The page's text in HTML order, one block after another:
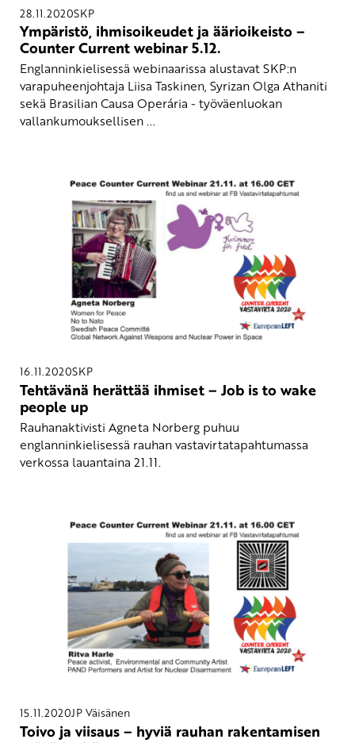
28.11.2020SKP
Ympäristö, ihmisoikeudet ja äärioikeisto –
Counter Current webinar 5.12.
Englanninkielisessä webinaarissa alustavat SKP:n
varapuheenjohtaja Liisa Taskinen, Syrizan Olga Athaniti
sekä Brasilian Causa Operária - työväenluokan
vallankumouksellisen ...
16.11.2020SKP
Tehtävänä herättää ihmiset – Job is to wake
people up
Rauhanaktivisti Agneta Norberg puhuu
englanninkielisessä rauhan vastavirtatapahtumassa
verkossa lauantaina 21.11.
15.11.2020JP Väisänen
Toivo ja viisaus – hyviä rauhan rakentamisen